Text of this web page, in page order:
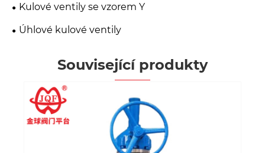
Kulové ventily se vzorem Y
Úhlové kulové ventily
Související produkty